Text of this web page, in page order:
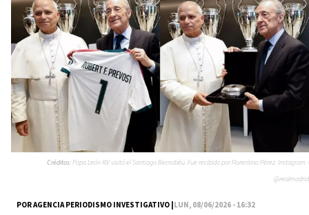
POR AGENCIA PERIODISMO INVESTIGATIVO |LUN, 08/06/2026 - 16:32
Créditos:Papa León XIV visitó el Santiago Bernabéu. Fue recibido por Florentino Pérez. Instagram -
@realmadrid